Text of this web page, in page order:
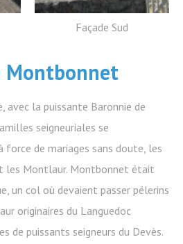
Façade Sud
Montbonnet
avec la puissante Baronnie de
seigneuriales se
de mariages sans doute, les
les Montlaur. Montbonnet était
un col où devaient passer pélerins
originaires du Languedoc
de puissants seigneurs du Devès.